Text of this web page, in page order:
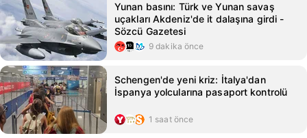
Yunan basını: Türk ve Yunan savaş
uçakları Akdeniz'de it dalaşına girdi -
Sözcü Gazetesi
9 dakika önce
Schengen'de yeni kriz: İtalya'dan
İspanya yolcularına pasaport kontrolü
1 saat önce